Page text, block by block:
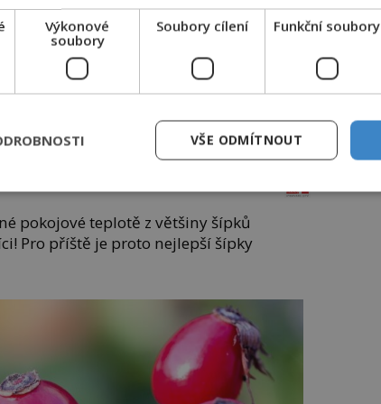
slavná kabelka
epochalnisvet.cz
Měkké na dotek,
pokojové teplotě z většiny šípků
Pro příště je proto nejlepší šípky
Výkonové
soubory
Soubory cílení Funkční soubory
VŠE ODMÍTNOUT